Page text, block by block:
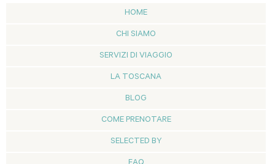
HOME
CHI SIAMO
SERVIZI DI VIAGGIO
LA TOSCANA
BLOG
COME PRENOTARE
SELECTED BY